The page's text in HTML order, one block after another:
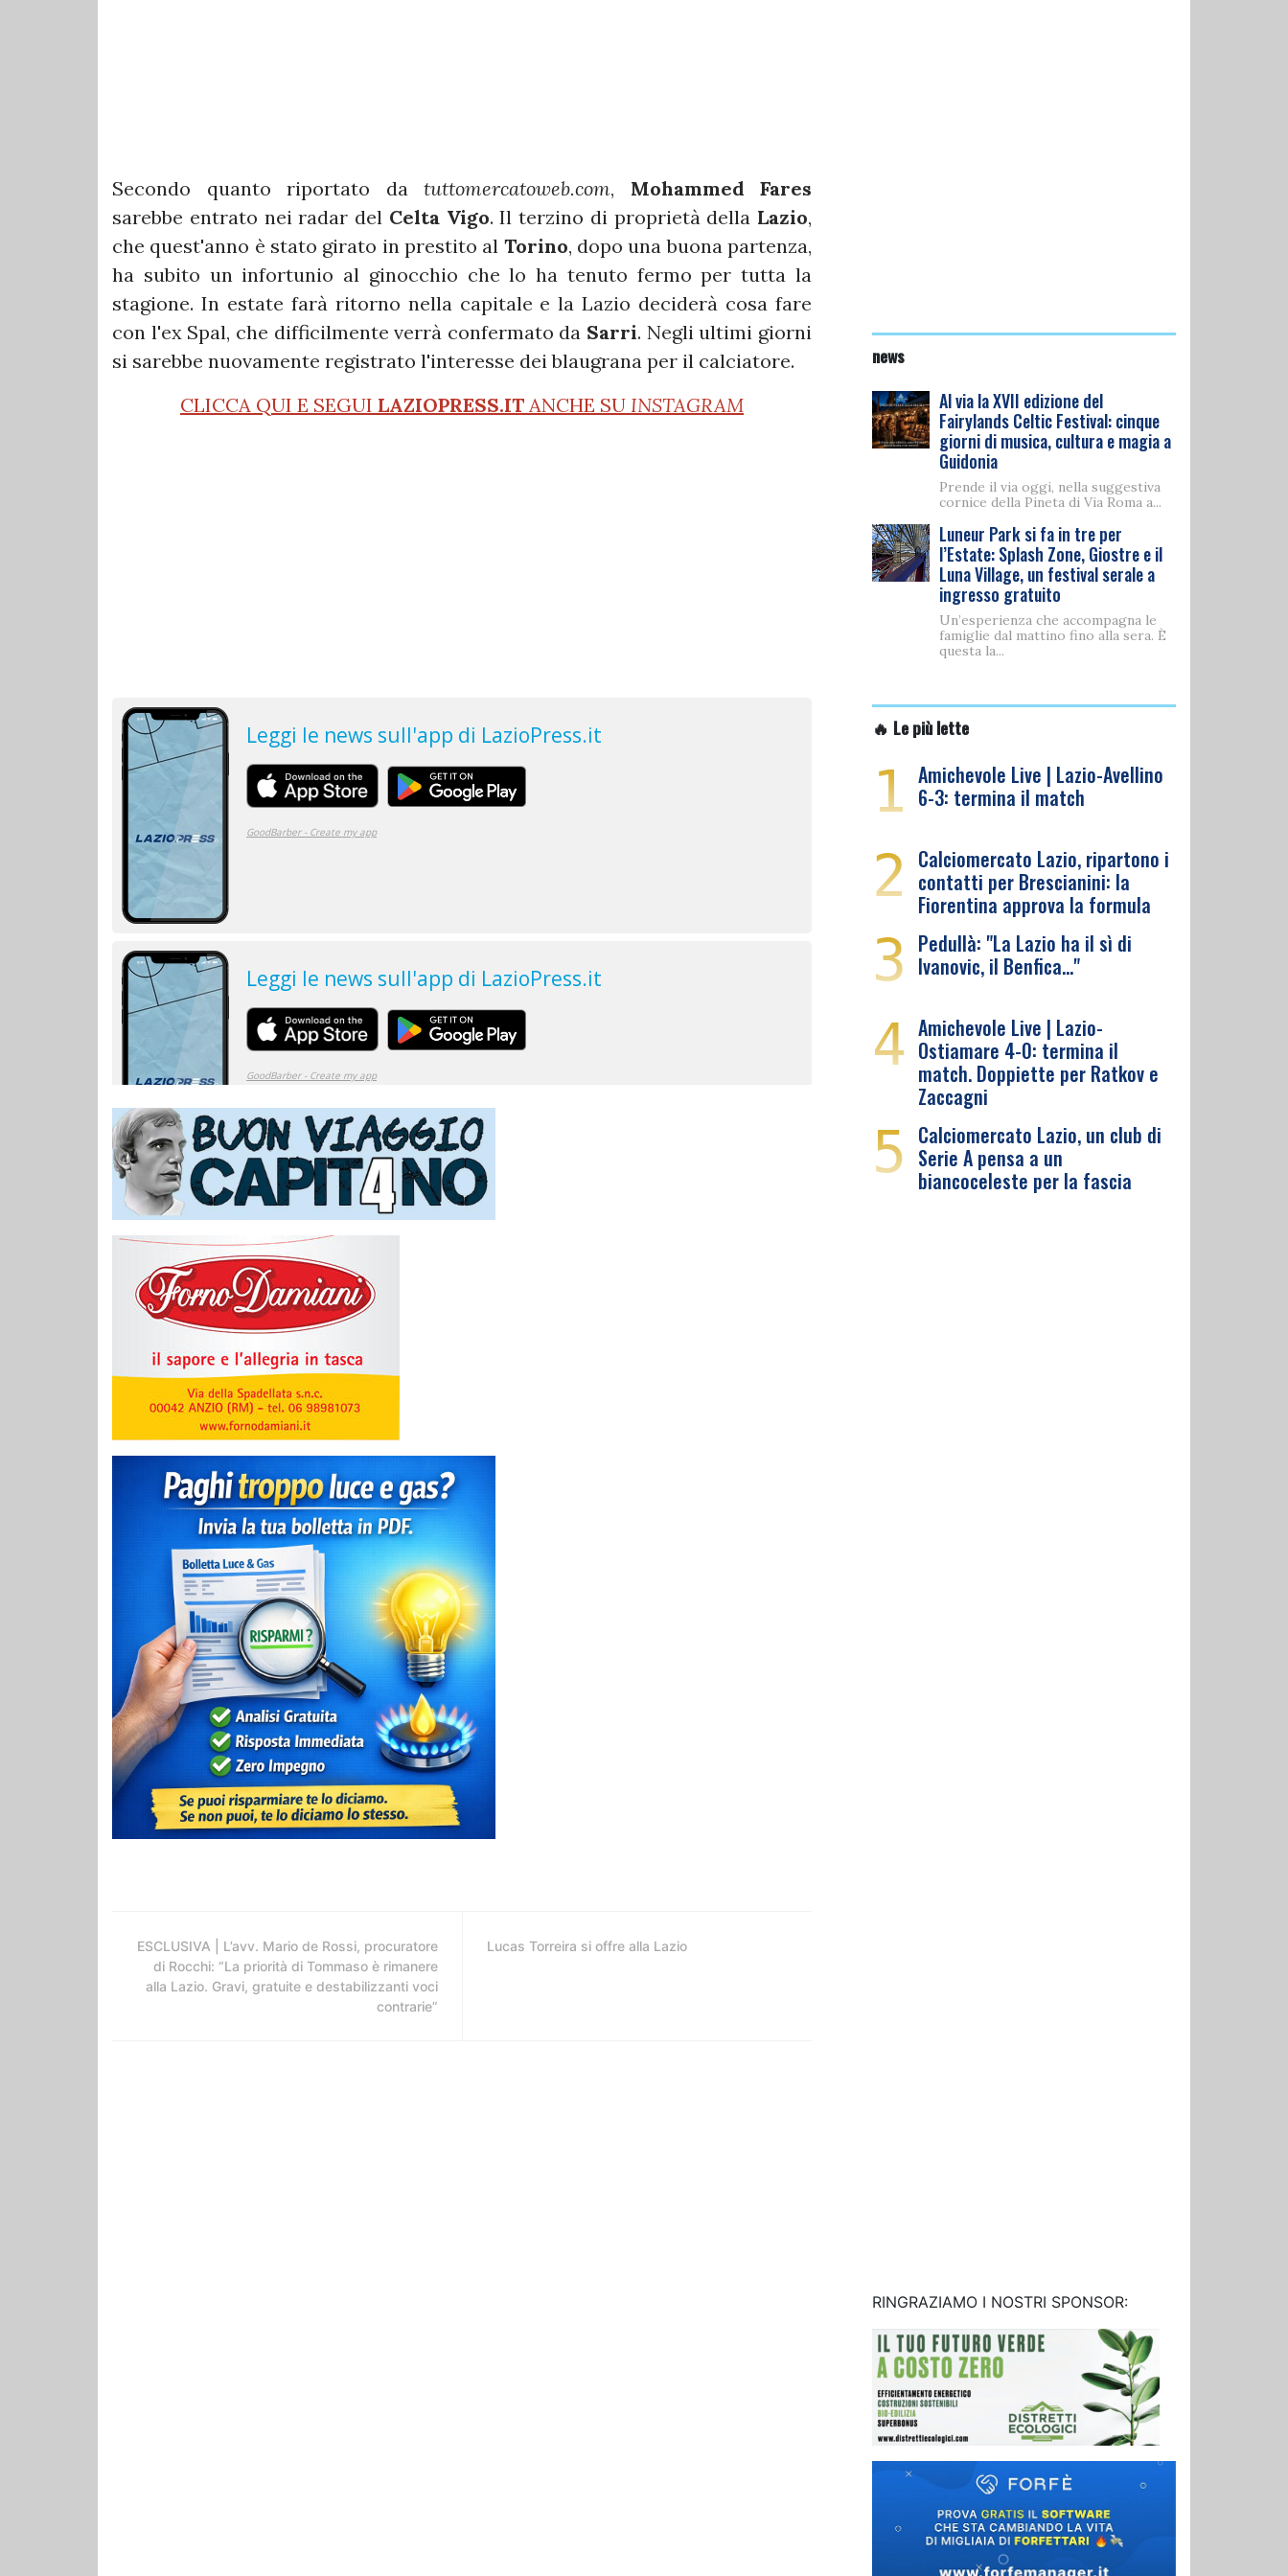
Secondo quanto riportato da tuttomercatoweb.com, Mohammed Fares
sarebbe entrato nei radar del Celta Vigo. Il terzino di proprietà della Lazio,
che quest'anno è stato girato in prestito al Torino, dopo una buona partenza,
ha subito un infortunio al ginocchio che lo ha tenuto fermo per tutta la
stagione. In estate farà ritorno nella capitale e la Lazio deciderà cosa fare
con l'ex Spal, che difficilmente verrà confermato da Sarri. Negli ultimi giorni
si sarebbe nuovamente registrato l'interesse dei blaugrana per il calciatore.
CLICCA QUI E SEGUI LAZIOPRESS.IT ANCHE SU INSTAGRAM
ESCLUSIVA | L’avv. Mario de Rossi, procuratore
di Rocchi: “La priorità di Tommaso è rimanere
alla Lazio. Gravi, gratuite e destabilizzanti voci
contrarie”
Lucas Torreira si offre alla Lazio
news
Al via la XVII edizione del
Fairylands Celtic Festival: cinque
giorni di musica, cultura e magia a
Guidonia
Prende il via oggi, nella suggestiva
cornice della Pineta di Via Roma a...
Luneur Park si fa in tre per
l’Estate: Splash Zone, Giostre e il
Luna Village, un festival serale a
ingresso gratuito
Un’esperienza che accompagna le
famiglie dal mattino fino alla sera. È
questa la...
🔥 Le più lette
1 Amichevole Live | Lazio-Avellino
6-3: termina il match
2 Calciomercato Lazio, ripartono i
contatti per Brescianini: la
Fiorentina approva la formula
3 Pedullà: "La Lazio ha il sì di
Ivanovic, il Benfica…"
4 Amichevole Live | Lazio-
Ostiamare 4-0: termina il
match. Doppiette per Ratkov e
Zaccagni
5 Calciomercato Lazio, un club di
Serie A pensa a un
biancoceleste per la fascia
RINGRAZIAMO I NOSTRI SPONSOR: